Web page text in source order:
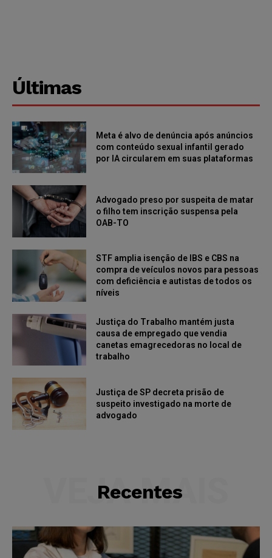
Últimas
Meta é alvo de denúncia após anúncios
com conteúdo sexual infantil gerado
por IA circularem em suas plataformas
Advogado preso por suspeita de matar
o filho tem inscrição suspensa pela
OAB-TO
STF amplia isenção de IBS e CBS na
compra de veículos novos para pessoas
com deficiência e autistas de todos os
níveis
Justiça do Trabalho mantém justa
causa de empregado que vendia
canetas emagrecedoras no local de
trabalho
Justiça de SP decreta prisão de
suspeito investigado na morte de
advogado
Recentes
VEJA MAIS